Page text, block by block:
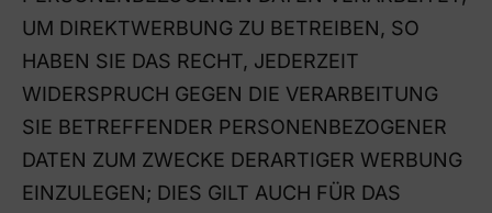
UM DIREKTWERBUNG ZU BETREIBEN, SO
HABEN SIE DAS RECHT, JEDERZEIT
WIDERSPRUCH GEGEN DIE VERARBEITUNG
SIE BETREFFENDER PERSONENBEZOGENER
DATEN ZUM ZWECKE DERARTIGER WERBUNG
EINZULEGEN; DIES GILT AUCH FÜR DAS